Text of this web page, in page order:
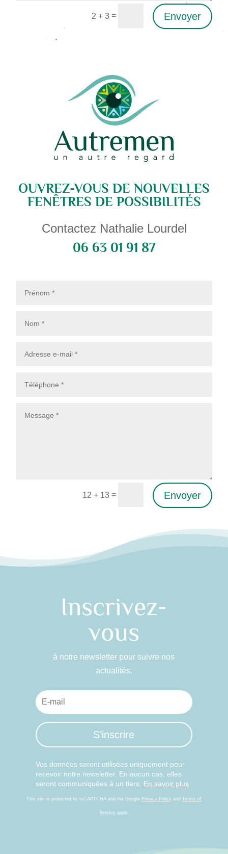
2 + 3= Envoyer
Alternative:
OUVREZ-VOUS DE NOUVELLES
FENÊTRES DE POSSIBILITÉS
Contactez Nathalie Lourdel
06 63 01 91 87
12 + 13= Envoyer
Inscrivez-
vous
à notre newsletter pour suivre nos
actualités.
S’inscrire
Vos données seront utilisées uniquement pour
recevoir notre newsletter. En aucun cas, elles
seront communiquées à un tiers. En savoir plus
This site is protected by reCAPTCHA and the Google Privacy Policy andTerms of
Serviceapply.